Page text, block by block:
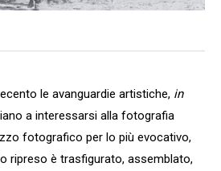
le avanguardie artistiche, in
a interessarsi alla fotografia
fotografico per lo più evocativo,
ripreso è trasfigurato, assemblato,